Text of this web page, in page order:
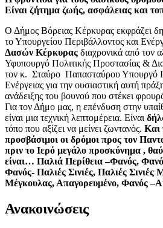
Είναι ζήτημα ζωής, ασφάλειας και
Ο Δήμος Βόρειας Κέρκυρας εκφράζει
το Υπουργείου Περιβάλλοντος και
Δασών Κέρκυρας διαχρονικά από τον
Υφυπουργό Πολιτικής Προστασίας &
τον κ. Σταύρο Παπασταύρου Υπουργό
Ενέργειας για την ουσιαστική αυτή
ανάδειξης του βουνού που στέκει
Για τον Δήμο μας, η επένδυση στην
είναι μια τεχνική λεπτομέρεια. Είναι
τόπο που αξίζει να μείνει ζωντανός. Και
προσβάσιμοι οι δρόμοι προς τον
πριν το Ιερό μεγάλο προσκύνημα ,
είναι… Παλιά Περίθεια –Φανός,
Φανός- Παλιές Σινιές, Παλιές
Μέγκουλας, Απαγορευμένο, Φανός
Ανακοινώσεις